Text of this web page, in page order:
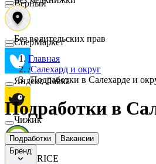
Верный
СберМаркет
Яндекс Лавка
Чижик
FIX PRICE
Без водительских прав
Главная
/Салехард и округ
/Подработки в Салехарде и
Подработки в
Подработки
Вакансии
Бренд